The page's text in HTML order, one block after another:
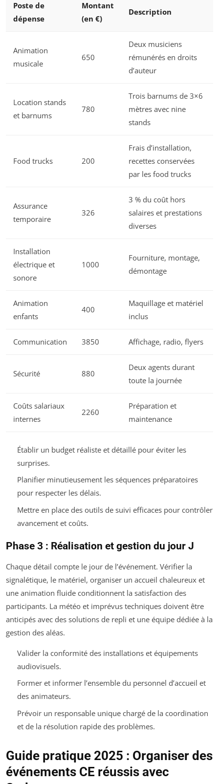
Poste de
dépense
Montant
(en €)
Description
Animation
musicale
650
Deux musiciens
rémunérés en droits
d’auteur
Location stands
et barnums
780
Trois barnums de 3×6
mètres avec nine
stands
Food trucks 200
Frais d’installation,
recettes conservées
par les food trucks
Assurance
temporaire
326
3 % du coût hors
salaires et prestations
diverses
Installation
électrique et
sonore
1000
Fourniture, montage,
démontage
Animation
enfants
400
Maquillage et matériel
inclus
Communication 3850 Affichage, radio, flyers
Sécurité 880
Deux agents durant
toute la journée
Coûts salariaux
internes
2260
Préparation et
maintenance
Établir un budget réaliste et détaillé pour éviter les
surprises.
Planifier minutieusement les séquences préparatoires
pour respecter les délais.
Mettre en place des outils de suivi efficaces pour contrôler
avancement et coûts.
Phase 3 : Réalisation et gestion du jour J
Chaque détail compte le jour de l’événement. Vérifier la
signalétique, le matériel, organiser un accueil chaleureux et
une animation fluide conditionnent la satisfaction des
participants. La météo et imprévus techniques doivent être
anticipés avec des solutions de repli et une équipe dédiée à la
gestion des aléas.
Valider la conformité des installations et équipements
audiovisuels.
Former et informer l’ensemble du personnel d’accueil et
des animateurs.
Prévoir un responsable unique chargé de la coordination
et de la résolution rapide des problèmes.
Guide pratique 2025 : Organiser des
événements CE réussis avec